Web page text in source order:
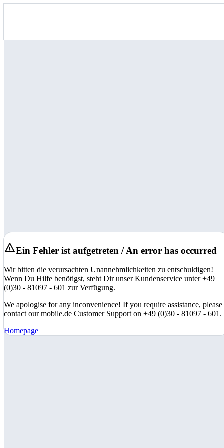
Ein Fehler ist aufgetreten / An error has occurred
Wir bitten die verursachten Unannehmlichkeiten zu entschuldigen!
Wenn Du Hilfe benötigst, steht Dir unser Kundenservice unter +49
(0)30 - 81097 - 601 zur Verfügung.
We apologise for any inconvenience! If you require assistance, please
contact our mobile.de Customer Support on +49 (0)30 - 81097 - 601.
Homepage